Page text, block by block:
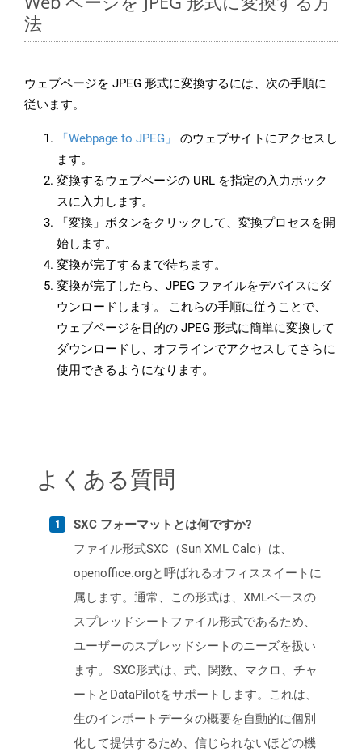
法
ウェブページを JPEG 形式に変換するには、次の手順に
従います。
「Webpage to JPEG」
のウェブサイトにアクセスし
ます。
変換するウェブページの URL を指定の入力ボック
スに入力します。
「変換」ボタンをクリックして、変換プロセスを開
始します。
変換が完了するまで待ちます。
変換が完了したら、JPEG ファイルをデバイスにダ
ウンロードします。 これらの手順に従うことで、
ウェブページを目的の JPEG 形式に簡単に変換して
ダウンロードし、オフラインでアクセスしてさらに
使用できるようになります。
よくある質問
SXC フォーマットとは何ですか?
ファイル形式SXC（Sun XML Calc）は、
openoffice.orgと呼ばれるオフィススイートに
属します。通常、この形式は、XMLベースの
スプレッドシートファイル形式であるため、
ユーザーのスプレッドシートのニーズを扱い
ます。 SXC形式は、式、関数、マクロ、チャ
ートとDataPilotをサポートします。これは、
生のインポートデータの概要を自動的に個別
化して提供するため、信じられないほどの機